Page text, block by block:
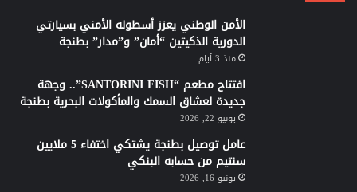
الأمن الوطني يعزز أسطوله الأمني بسيارتي
الدورية الذكيتين “أمان” و”مدار” بطنجة
منذ 3 أيام
افتتاح مطعم “SANTORINI FISH”.. وجهة
جديدة لعشاق السمك والمأكولات البحرية بطنجة
يونيو 22, 2026
عامل توصيل بطنجة يشتكي اختفاء 5 ملايين
سنتيم من حسابه البنكي
يونيو 16, 2026